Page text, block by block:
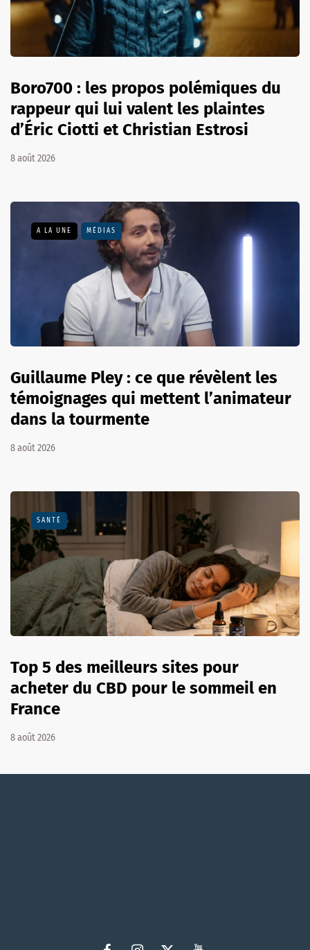
Boro700 : les propos polémiques du
rappeur qui lui valent les plaintes
d’Éric Ciotti et Christian Estrosi
8 août 2026
A LA UNE MÉDIAS
Guillaume Pley : ce que révèlent les
témoignages qui mettent l’animateur
dans la tourmente
8 août 2026
SANTÉ
Top 5 des meilleurs sites pour
acheter du CBD pour le sommeil en
France
8 août 2026